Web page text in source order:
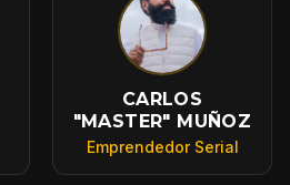
CARLOS
"MASTER" MUÑOZ
Emprendedor Serial